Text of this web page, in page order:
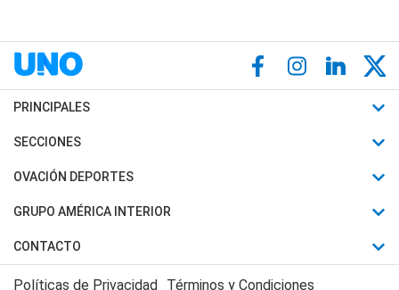
PRINCIPALES
Últimas Noticias
Política
Judiciales
Economia
SECCIONES
Horóscopo
Motores
Trucos caseros
OVACIÓN DEPORTES
Fútbol
Mundial
Automovilismo
GRUPO AMÉRICA INTERIOR
Canal 7 en Vivo
CONTACTO
Acerca de Nosotros
Políticas de Privacidad Términos y Condiciones